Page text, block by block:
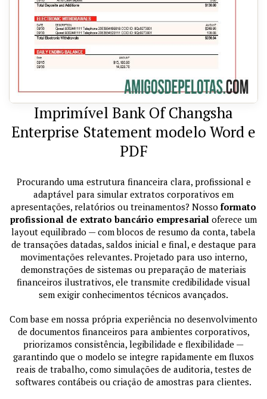
Imprimível Bank Of Changsha
Enterprise Statement modelo Word e
PDF
Procurando uma estrutura financeira clara, profissional e
adaptável para simular extratos corporativos em
apresentações, relatórios ou treinamentos? Nosso formato
profissional de extrato bancário empresarial oferece um
layout equilibrado — com blocos de resumo da conta, tabela
de transações datadas, saldos inicial e final, e destaque para
movimentações relevantes. Projetado para uso interno,
demonstrações de sistemas ou preparação de materiais
financeiros ilustrativos, ele transmite credibilidade visual
sem exigir conhecimentos técnicos avançados.
Com base em nossa própria experiência no desenvolvimento
de documentos financeiros para ambientes corporativos,
priorizamos consistência, legibilidade e flexibilidade —
garantindo que o modelo se integre rapidamente em fluxos
reais de trabalho, como simulações de auditoria, testes de
softwares contábeis ou criação de amostras para clientes.